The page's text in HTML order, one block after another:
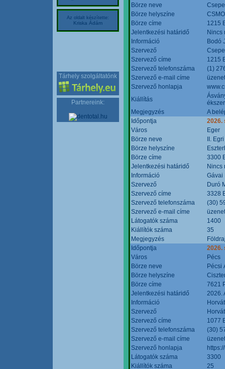
Az oldalt készítette:
Kriska Ádám
Tárhely szolgáltatónk
Partnereink:
Börze neve
Börze helyszíne
Börze címe
1215
Jelentkezési határidő
Nincs
Információ
Bodó
Szervező
Szervező címe
1215
Szervező telefonszáma
(1)
Szervező e-mail címe
Szervező honlapja
Kiállítás
Megjegyzés
A
Időpontja
2026.
Város
Eger
Börze neve
II.
Börze helyszíne
Börze címe
3300
Jelentkezési határidő
Nincs
Információ
Gávai
Szervező
Duró
Szervező címe
3328
Szervező telefonszáma
(30)
Szervező e-mail címe
Látogatók száma
1400
Kiállítók száma
35
Megjegyzés
Időpontja
2026.
Város
Pécs
Börze neve
Pécsi
Börze helyszíne
Börze címe
7621
Jelentkezési határidő
2026.
Információ
Szervező
Szervező címe
1077
Szervező telefonszáma
(30)
Szervező e-mail címe
Szervező honlapja
Látogatók száma
3300
Kiállítók száma
25